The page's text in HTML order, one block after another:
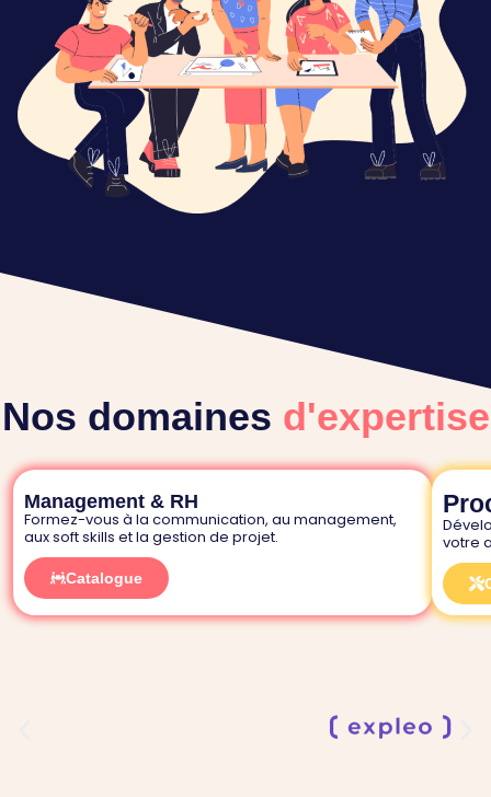
Nos domaines d'expertise
Management & RH
Formez-vous à la communication, au management,
aux soft skills et la gestion de projet.
Catalogue
votre